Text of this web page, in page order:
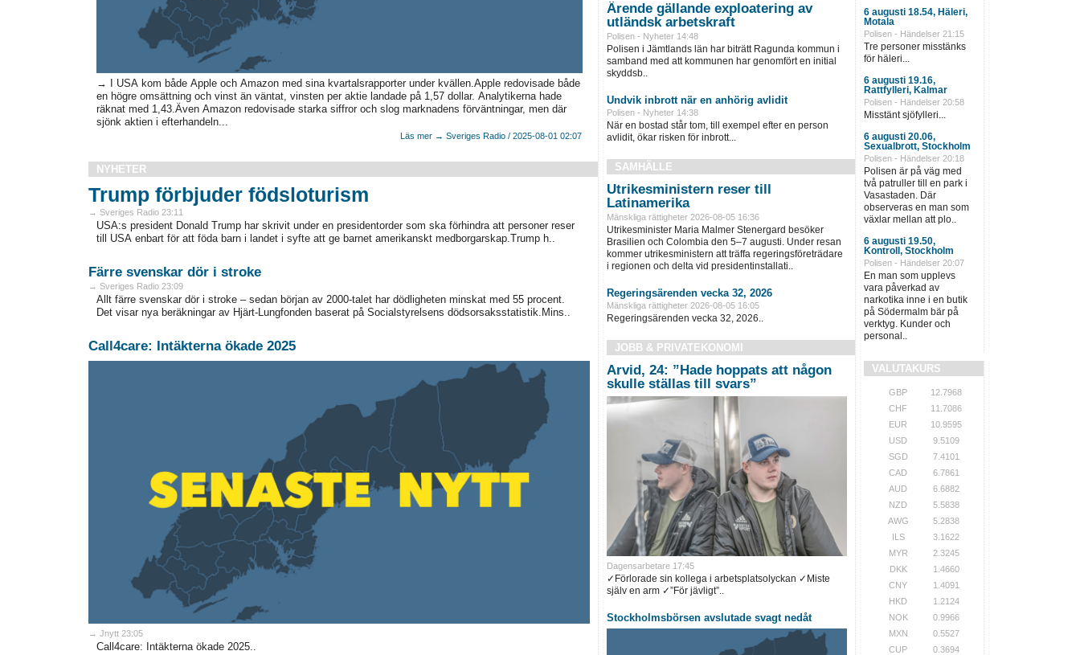
→ I USA kom både Apple och Amazon med sina kvartalsrapporter under kvällen.Apple redovisade både
en högre omsättning och vinst än väntat, vinsten per aktie landade på 1,57 dollar. Analytikerna hade
räknat med 1,43.Även Amazon redovisade starka siffror och slog marknadens förväntningar, men där
sjönk aktien i efterhandeln...
Läs mer → Sveriges Radio / 2025-08-01 02:07
NYHETER
Trump förbjuder födsloturism
→ Sveriges Radio 23:11
USA:s president Donald Trump har skrivit under en presidentorder som ska förhindra att personer reser
till USA enbart för att föda barn i landet i syfte att ge barnet amerikanskt medborgarskap.Trump h..
Färre svenskar dör i stroke
→ Sveriges Radio 23:09
Allt färre svenskar dör i stroke – sedan början av 2000-talet har dödligheten minskat med 55 procent.
Det visar nya beräkningar av Hjärt-Lungfonden baserat på Socialstyrelsens dödsorsaksstatistik.Mins..
Call4care: Intäkterna ökade 2025
→ Jnytt 23:05
Call4care: Intäkterna ökade 2025..
Ärende gällande exploatering av
utländsk arbetskraft
Polisen - Nyheter 14:48
Polisen i Jämtlands län har biträtt Ragunda kommun i
samband med att kommunen har genomfört en initial
skyddsb..
Undvik inbrott när en anhörig avlidit
Polisen - Nyheter 14:38
När en bostad står tom, till exempel efter en person
avlidit, ökar risken för inbrott...
SAMHÄLLE
Utrikesministern reser till
Latinamerika
Mänskliga rättigheter 2026-08-05 16:36
Utrikesminister Maria Malmer Stenergard besöker
Brasilien och Colombia den 5–7 augusti. Under resan
kommer utrikesministern att träffa regeringsföreträdare
i regionen och delta vid presidentinstallati..
Regeringsärenden vecka 32, 2026
Mänskliga rättigheter 2026-08-05 16:05
Regeringsärenden vecka 32, 2026..
JOBB & PRIVATEKONOMI
Arvid, 24: ”Hade hoppats att någon
skulle ställas till svars”
Dagensarbetare 17:45
✓Förlorade sin kollega i arbetsplatsolyckan ✓Miste
själv en arm ✓”För jävligt”..
Stockholmsbörsen avslutade svagt nedåt
6 augusti 18.54, Häleri,
Motala
Polisen - Händelser 21:15
Tre personer misstänks
för häleri...
6 augusti 19.16,
Rattfylleri, Kalmar
Polisen - Händelser 20:58
Misstänt sjöfylleri...
6 augusti 20.06,
Sexualbrott, Stockholm
Polisen - Händelser 20:18
Polisen är på väg med
två patruller till en park i
Vasastaden. Där
observeras en man som
växlar mellan att plo..
6 augusti 19.50,
Kontroll, Stockholm
Polisen - Händelser 20:07
En man som upplevs
vara påverkad av
narkotika inne i en butik
på Södermalm bär på
verktyg. Kunder och
personal..
VALUTAKURS
GBP
12.7968
CHF
11.7086
EUR
10.9595
USD
9.5109
SGD
7.4101
CAD
6.7861
AUD
6.6882
NZD
5.5838
AWG
5.2838
ILS
3.1622
MYR
2.3245
DKK
1.4660
CNY
1.4091
HKD
1.2124
NOK
0.9966
MXN
0.5527
CUP
0.3694